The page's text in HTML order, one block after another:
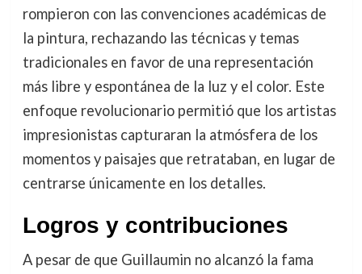
rompieron con las convenciones académicas de
la pintura, rechazando las técnicas y temas
tradicionales en favor de una representación
más libre y espontánea de la luz y el color. Este
enfoque revolucionario permitió que los artistas
impresionistas capturaran la atmósfera de los
momentos y paisajes que retrataban, en lugar de
centrarse únicamente en los detalles.
Logros y contribuciones
A pesar de que Guillaumin no alcanzó la fama